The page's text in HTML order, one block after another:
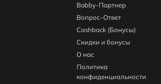
Bobby-Партнер
Вопрос-Ответ
Cashback (Бонусы)
Скидки и бонусы
О нас
Политика
конфиденциальности